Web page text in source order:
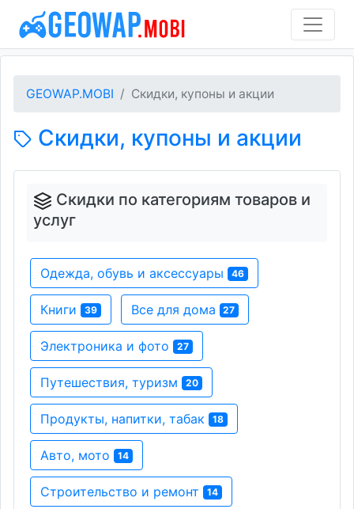
GEOWAP.MOBI Скидки, купоны и акции
Скидки, купоны и акции
Скидки по категориям товаров и
услуг
Одежда, обувь и аксессуары 46
Книги 39 Все для дома 27
Электроника и фото 27
Путешествия, туризм 20
Продукты, напитки, табак 18
Авто, мото 14
Строительство и ремонт 14